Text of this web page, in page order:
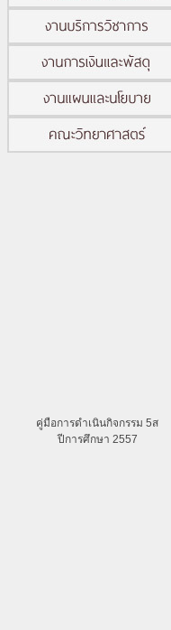
คู่มือการดำเนินกิจกรรม 5ส
ปีการศึกษา 2557